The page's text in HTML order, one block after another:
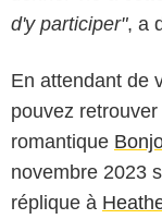
d'y participer", a
En attendant de
pouvez
romantique
novembre 2023
réplique à